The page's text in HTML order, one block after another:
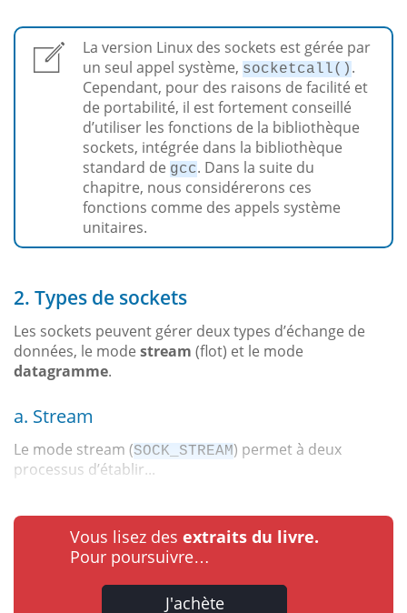
La version Linux des sockets est gérée par
un seul appel système, socketcall() .
Cependant, pour des raisons de facilité et
de portabilité, il est fortement conseillé
d’utiliser les fonctions de la bibliothèque
sockets, intégrée dans la bibliothèque
standard de gcc. Dans la suite du
chapitre, nous considérerons ces
fonctions comme des appels système
unitaires.
2. Types de sockets
Les sockets peuvent gérer deux types d’échange de
données, le mode stream (flot) et le mode
datagramme.
a. Stream
Le mode stream (SOCK_STREAM) permet à deux
processus d’établir...
Vous lisez des extraits du livre.
Pour poursuivre…
J'achète